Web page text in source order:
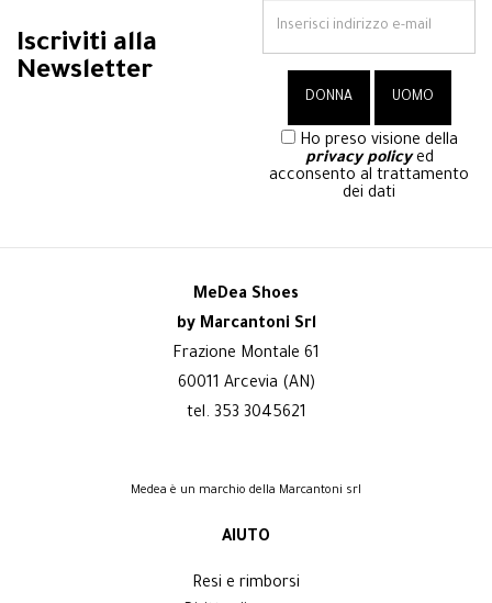
Iscriviti alla
Newsletter
Ho preso visione della
privacy policyed
acconsento al trattamento
dei dati
MeDea Shoes
by Marcantoni Srl
Frazione Montale 61
60011 Arcevia (AN)
tel. 353 3045621
Medea è un marchio della Marcantoni srl
AIUTO
Resi e rimborsi